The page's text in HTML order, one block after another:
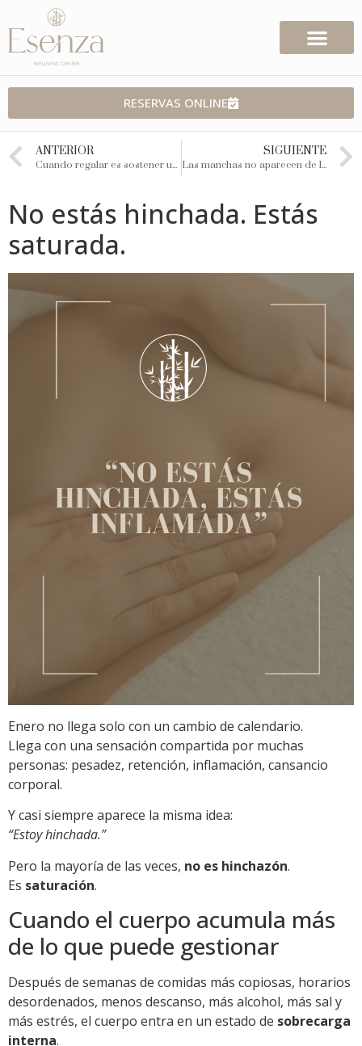
RESERVAS ONLINE
ANTERIOR
Cuando regalar es sostener un pueblo
SIGUIENTE
Las manchas no aparecen de la nada. Por qué tratar sin entender la piel suele empeorar el problema
No estás hinchada. Estás
saturada.
Enero no llega solo con un cambio de calendario.
Llega con una sensación compartida por muchas
personas: pesadez, retención, inflamación, cansancio
corporal.
Y casi siempre aparece la misma idea:
“Estoy hinchada.”
Pero la mayoría de las veces, no es hinchazón.
Es saturación.
Cuando el cuerpo acumula más
de lo que puede gestionar
Después de semanas de comidas más copiosas, horarios
desordenados, menos descanso, más alcohol, más sal y
más estrés, el cuerpo entra en un estado de sobrecarga
interna.